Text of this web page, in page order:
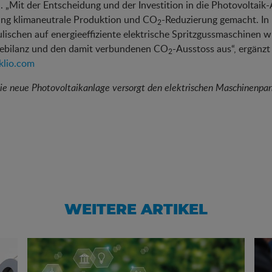
„Mit der Entscheidung und der Investition in die
klimaneutrale Produktion und CO2-Reduzierung gemacht.
auf energieeffiziente elektrische Spritzgussmaschinen
und den damit verbundenen CO2-Ausstoss aus“,
neue Photovoltaikanlage versorgt den elektrischen
WEITERE ARTIKEL